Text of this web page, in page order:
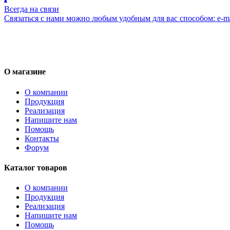
Всегда на связи
Связаться с нами можно любым удобным для вас способом: e-
О магазине
О компании
Продукция
Реализация
Напишите нам
Помощь
Контакты
Форум
Каталог товаров
О компании
Продукция
Реализация
Напишите нам
Помощь